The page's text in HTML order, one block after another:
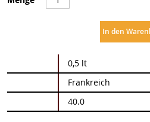
In den
Informationen
0,5 lt
Frankreich
40.0